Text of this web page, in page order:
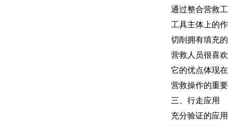
通过整合营救
工具主体上的
切削拥有填充
营救人员很喜
它的优点体现
营救操作的重
三、行走应用
充分验证的应